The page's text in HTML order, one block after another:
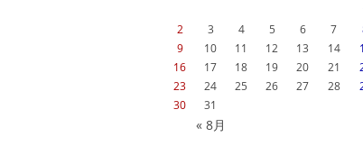
« 8月
2
3 4 5 6 7
9
10 11 12 13 14
16
17 18 19 20 21
23
24 25 26 27 28
30
31